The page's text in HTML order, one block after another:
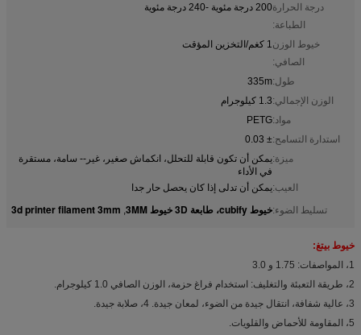
درجة الحرارة
الطباعة:
200 درجة مئوية -240 درجة مئوية
خيوط الوزن
الصافي:
1 كغم/التخزين المؤقت
طول:335m
الوزن الإجمالي:1.3 كيلوجرام
مواد:PETG
استدارة التسامح:± 0.03
ميزة:يمكن أن تكون قابلة للتحلل، انكماش صغير، غير-- سامة، مستقرة
في الأداء
العيب:يمكن أن تدلى إذا كان يحصل حار جدا
تسليط الضوء:خيوط cubify، طابعة 3D خيوط 3MM ,
3d printer filament 3mm
خيوط بيتغ:
1، المواصفات: 1.75 و 3.0
2، طريقة التعبئة والتغليف: استخدام فراغ حزمة، الوزن الصافي 1.0 كيلوجرام.
3، عالية شفافة، انتقال جيدة من الضوء، لمعان جيدة. 4، صلابة جيدة.
5، المقاومة للأحماض والقلويات.